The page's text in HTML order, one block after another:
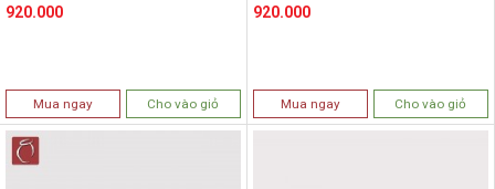
920.000
Mua ngay Cho vào giỏ
920.000
Mua ngay Cho vào giỏ